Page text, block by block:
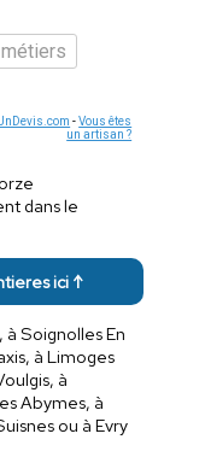
-Vous êtes
un artisan ?
dans le
ici ↑
Soignolles En
à Limoges
à
Abymes, à
ou à Evry